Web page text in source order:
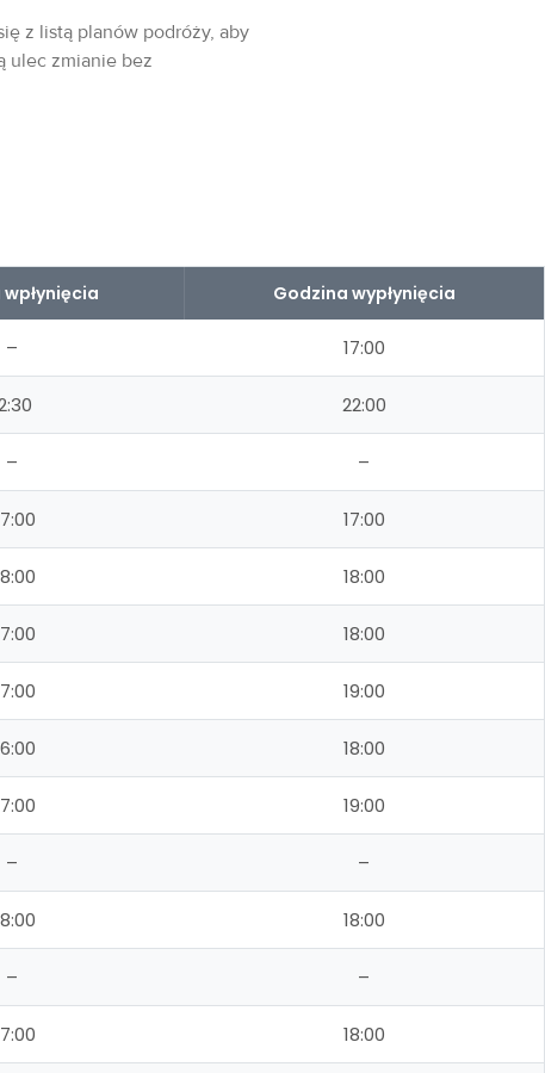
z listą planów podróży, aby
ulec zmianie bez
Godzina wypłynięcia
– 17:00
22:00
– –
17:00
18:00
18:00
19:00
18:00
19:00
– –
18:00
– –
18:00